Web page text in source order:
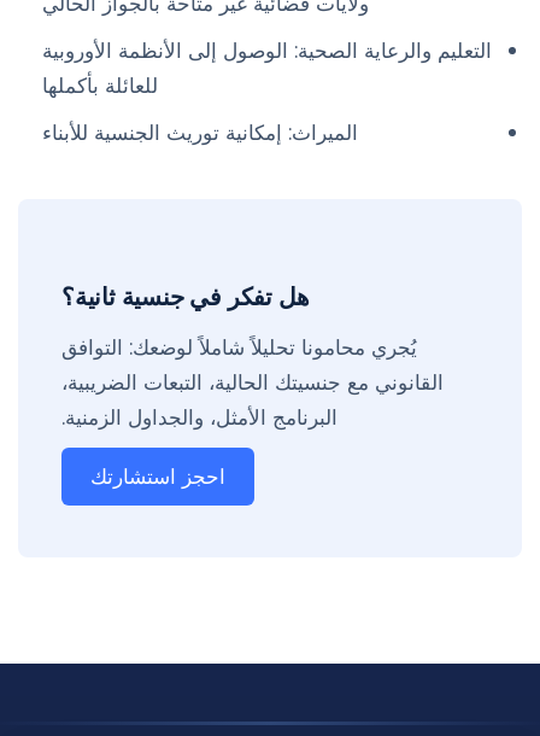
التعليم والرعاية الصحية: الوصول إلى الأنظمة الأوروبية
للعائلة بأكملها
الميراث: إمكانية توريث الجنسية للأبناء
هل تفكر في جنسية ثانية؟
يُجري محامونا تحليلاً شاملاً لوضعك: التوافق
القانوني مع جنسيتك الحالية، التبعات الضريبية،
البرنامج الأمثل، والجداول الزمنية.
احجز استشارتك